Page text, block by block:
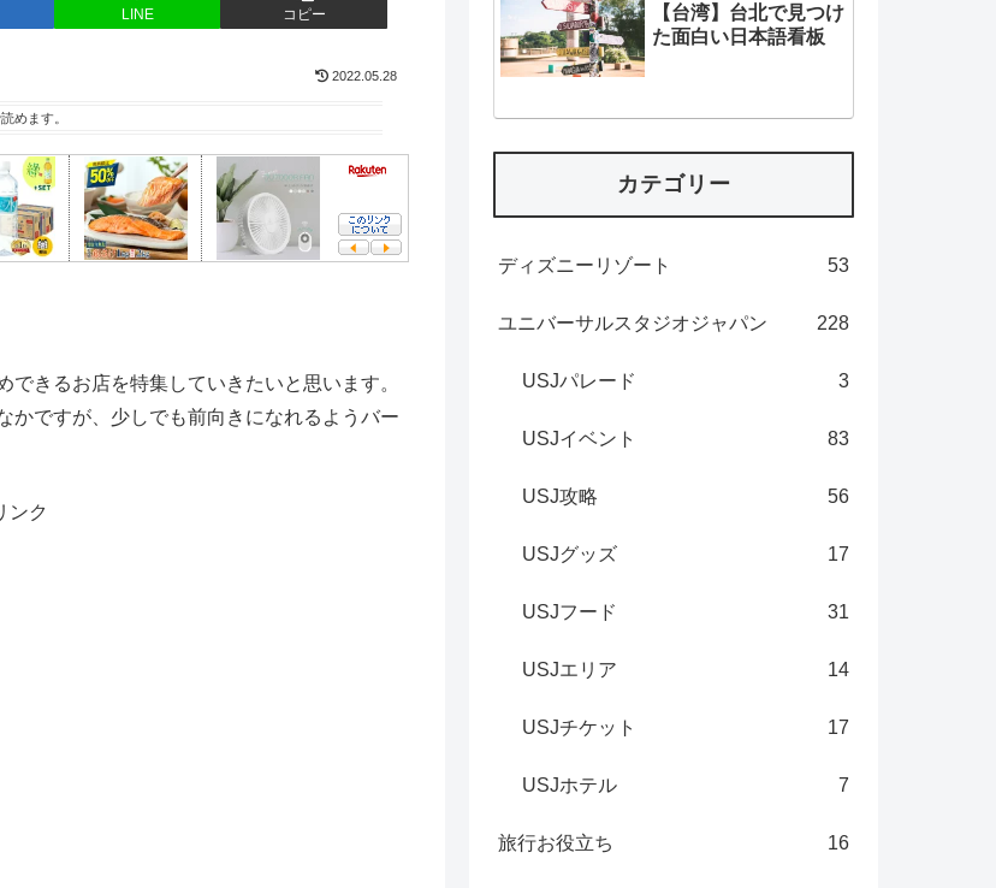
LINE コピー
2022.05.28
めます。
きるお店を特集していきたいと思います。
かですが、少しでも前向きになれるようバー
ンク
【台湾】台北で見つけ
た面白い日本語看板
カテゴリー
ディズニーリゾート 53
ユニバーサルスタジオジャパン 228
USJパレード 3
USJイベント 83
USJ攻略 56
USJグッズ 17
USJフード 31
USJエリア 14
USJチケット 17
USJホテル 7
旅行お役立ち 16